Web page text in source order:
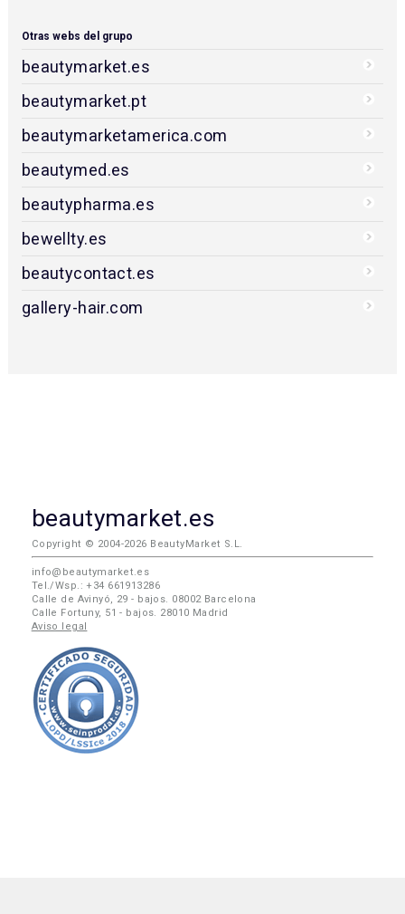
Otras webs del grupo
beautymarket.es
beautymarket.pt
beautymarketamerica.com
beautymed.es
beautypharma.es
bewellty.es
beautycontact.es
gallery-hair.com
beautymarket.es
Copyright © 2004-2026 BeautyMarket S.L.
info@beautymarket.es
Tel./Wsp.: +34 661913286
Calle de Avinyó, 29 - bajos. 08002 Barcelona
Calle Fortuny, 51 - bajos. 28010 Madrid
Aviso legal